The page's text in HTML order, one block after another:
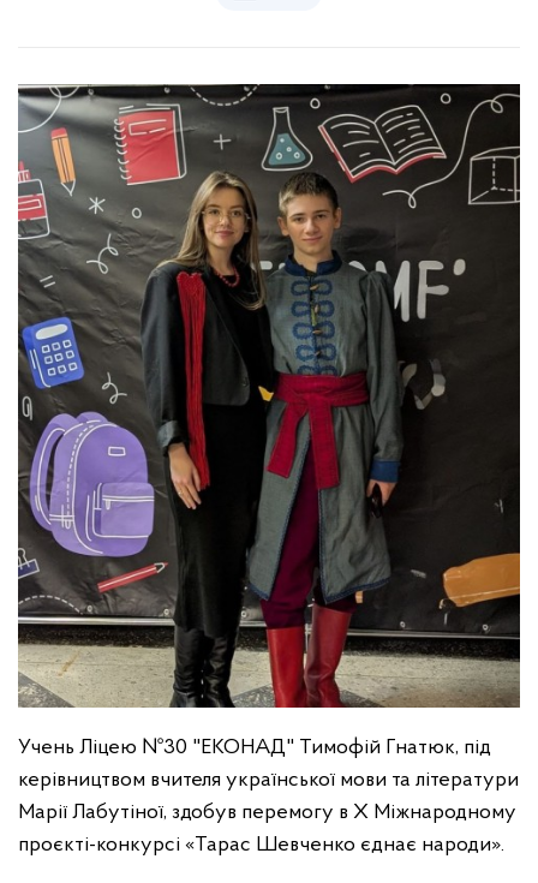
Учень Ліцею №30 "ЕКОНАД" Тимофій Гнатюк, під
керівництвом вчителя української мови та літератури
Марії Лабутіної, здобув перемогу в Х Міжнародному
проєкті-конкурсі «Тарас Шевченко єднає народи».